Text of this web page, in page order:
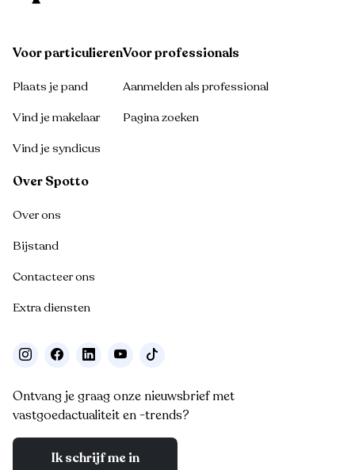
Voor particulieren
Plaats je pand
Vind je makelaar
Vind je syndicus
Voor professionals
Aanmelden als professional
Pagina zoeken
Over Spotto
Over ons
Bijstand
Contacteer ons
Extra diensten
Ontvang je graag onze nieuwsbrief met
vastgoedactualiteit en -trends?
Ik schrijf me in